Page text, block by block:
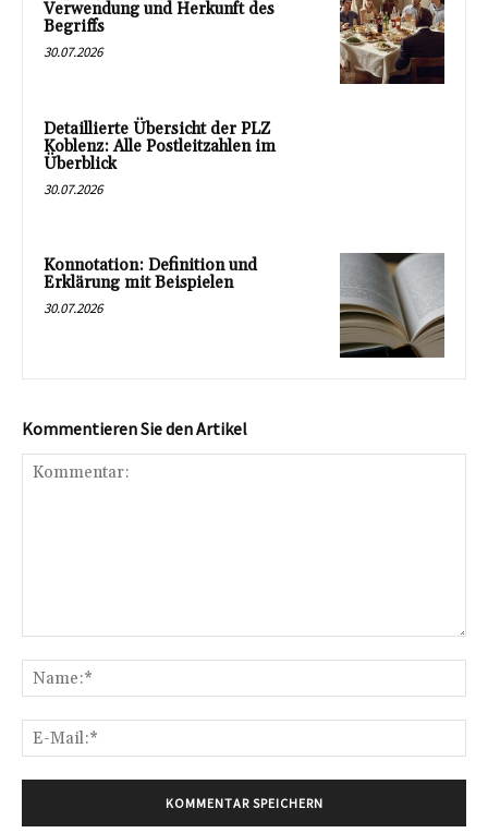
Verwendung und Herkunft des
Begriffs
30.07.2026
Detaillierte Übersicht der PLZ
Koblenz: Alle Postleitzahlen im
Überblick
30.07.2026
Konnotation: Definition und
Erklärung mit Beispielen
30.07.2026
Kommentieren Sie den Artikel